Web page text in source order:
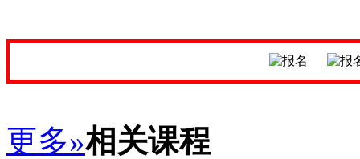
更多»相关课程